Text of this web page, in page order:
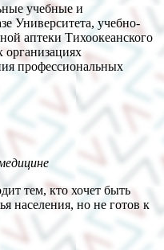
учебные и
Университета, учебно-
аптеки Тихоокеанского
организациях
профессиональных
тем, кто хочет быть
населения, но не готов к